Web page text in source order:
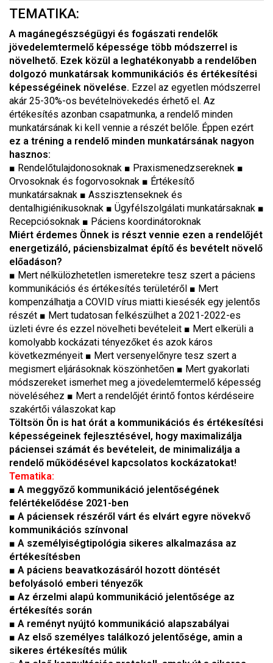
TEMATIKA:
A magánegészségügyi és fogászati rendelők
jövedelemtermelő képessége több módszerrel is
növelhető. Ezek közül a leghatékonyabb a rendelőben
dolgozó munkatársak kommunikációs és értékesítési
képességéinek növelése. Ezzel az egyetlen módszerrel
akár 25-30%-os bevételnövekedés érhető el. Az
értékesítés azonban csapatmunka, a rendelő minden
munkatársának ki kell vennie a részét belőle. Éppen ezért
ez a tréning a rendelő minden munkatársának nagyon
hasznos:
■ Rendelőtulajdonosoknak ■ Praxismenedzsereknek ■
Orvosoknak és fogorvosoknak ■ Értékesítő
munkatársaknak ■ Asszisztenseknek és
dentalhigiénikusoknak ■ Ügyfélszolgálati munkatársaknak ■
Recepciósoknak ■ Páciens koordinátoroknak
Miért érdemes Önnek is részt vennie ezen a rendelőjét
energetizáló, páciensbizalmat építő és bevételt növelő
előadáson?
■ Mert nélkülözhetetlen ismeretekre tesz szert a páciens
kommunikációs és értékesítés területéről ■ Mert
kompenzálhatja a COVID vírus miatti kiesésék egy jelentős
részét ■ Mert tudatosan felkészülhet a 2021-2022-es
üzleti évre és ezzel növelheti bevételeit ■ Mert elkerüli a
komolyabb kockázati tényezőket és azok káros
következményeit ■ Mert versenyelőnyre tesz szert a
megismert eljárásoknak köszönhetően ■ Mert gyakorlati
módszereket ismerhet meg a jövedelemtermelő képesség
növeléséhez ■ Mert a rendelőjét érintő fontos kérdéseire
szakértői válaszokat kap
Töltsön Ön is hat órát a kommunikációs és értékesítési
képességeinek fejlesztésével, hogy maximalizálja
páciensei számát és bevételeit, de minimalizálja a
rendelő működésével kapcsolatos kockázatokat!
Tematika:
■ A meggyőző kommunikáció jelentőségének
felértékelődése 2021-ben
■ A páciensek részéről várt és elvárt egyre növekvő
kommunikációs színvonal
■ A személyiségtipológia sikeres alkalmazása az
értékesítésben
■ A páciens beavatkozásáról hozott döntését
befolyásoló emberi tényezők
■ Az érzelmi alapú kommunikáció jelentősége az
értékesítés során
■ A reményt nyújtó kommunikáció alapszabályai
■ Az első személyes találkozó jelentősége, amin a
sikeres értékesítés múlik